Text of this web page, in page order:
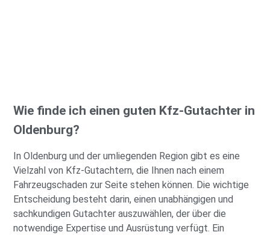
Wie finde ich einen guten Kfz-Gutachter in
Oldenburg?
In Oldenburg und der umliegenden Region gibt es eine
Vielzahl von Kfz-Gutachtern, die Ihnen nach einem
Fahrzeugschaden zur Seite stehen können. Die wichtige
Entscheidung besteht darin, einen unabhängigen und
sachkundigen Gutachter auszuwählen, der über die
notwendige Expertise und Ausrüstung verfügt. Ein